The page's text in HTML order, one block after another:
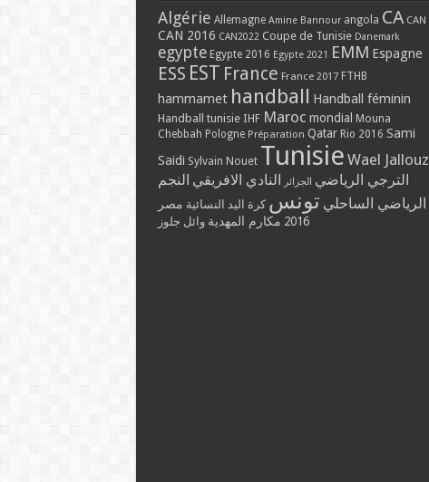
Algérie Allemagne Amine Bannour angola CA CAN
CAN 2016 CAN2022 Coupe de Tunisie Danemark
egypte Egypte 2016 Egypte 2021 EMM Espagne
ESS EST France France 2017 FTHB
hammamet handball Handball féminin
Handball tunisie IHF Maroc mondial Mouna
Chebbah Pologne Préparation Qatar Rio 2016 Sami
Saidi Sylvain Nouet Tunisie Wael Jallouz
الترجي الرياضي الجزائر النادي الافريقي النجم
الرياضي الساحلي تونس كرة اليد النسائية مصر
2016 مكارم المهدية وائل جلوز